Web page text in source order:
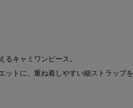
るキャミワンピース。
ットに、重ね着しやすい細ストラップ